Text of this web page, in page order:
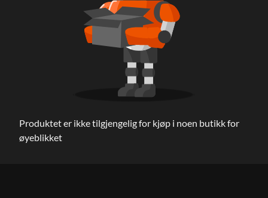
Produktet er ikke tilgjengelig for kjøp i noen butikk for
øyeblikket